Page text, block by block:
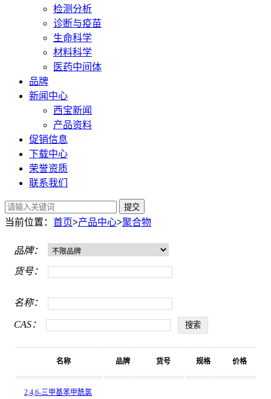
检测分析
诊断与疫苗
生命科学
材料科学
医药中间体
品牌
新闻中心
西宝新闻
产品资料
促销信息
下载中心
荣誉资质
联系我们
提交
当前位置： 首页>产品中心>聚合物
品牌：
货号：
名称：
CAS：
名称 品牌 货号 规格 价格
2,4,6-三甲基苯甲酰氯